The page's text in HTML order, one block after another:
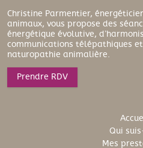
Christine Parmentier,
animaux, vous propose des
énergétique évolutive,
communications télépathiques
naturopathie animalière.
Prendre RDV
Qui
Mes